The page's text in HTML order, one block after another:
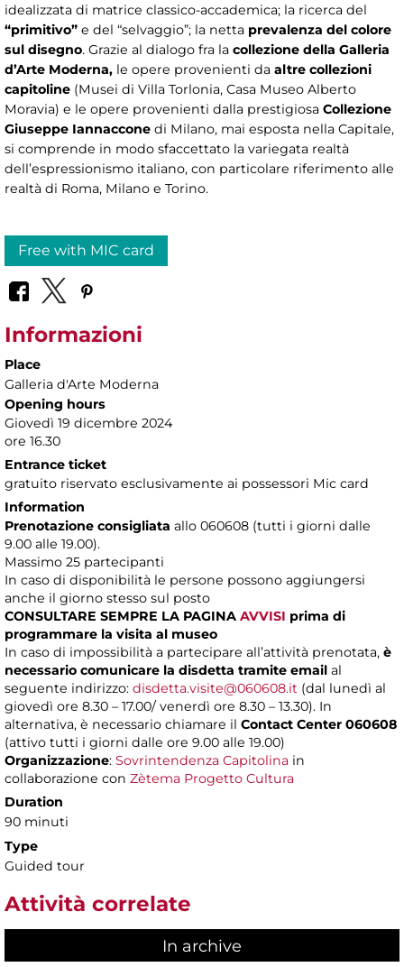
idealizzata di matrice classico-accademica; la ricerca del
“primitivo” e del “selvaggio”; la netta prevalenza del colore
sul disegno. Grazie al dialogo fra la collezione della Galleria
d’Arte Moderna, le opere provenienti da altre collezioni
capitoline (Musei di Villa Torlonia, Casa Museo Alberto
Moravia) e le opere provenienti dalla prestigiosa Collezione
Giuseppe Iannaccone di Milano, mai esposta nella Capitale,
si comprende in modo sfaccettato la variegata realtà
dell’espressionismo italiano, con particolare riferimento alle
realtà di Roma, Milano e Torino.
Free with MIC card
Informazioni
Place
Galleria d'Arte Moderna
Opening hours
Giovedì 19 dicembre 2024
ore 16.30
Entrance ticket
gratuito riservato esclusivamente ai possessori Mic card
Information
Prenotazione consigliata allo 060608 (tutti i giorni dalle
9.00 alle 19.00).
Massimo 25 partecipanti
In caso di disponibilità le persone possono aggiungersi
anche il giorno stesso sul posto
CONSULTARE SEMPRE LA PAGINA AVVISI prima di
programmare la visita al museo
In caso di impossibilità a partecipare all’attività prenotata, è
necessario comunicare la disdetta tramite email al
seguente indirizzo: disdetta.visite@060608.it (dal lunedì al
giovedì ore 8.30 – 17.00/ venerdì ore 8.30 – 13.30). In
alternativa, è necessario chiamare il Contact Center 060608
(attivo tutti i giorni dalle ore 9.00 alle 19.00)
Organizzazione: Sovrintendenza Capitolina in
collaborazione con Zètema Progetto Cultura
Duration
90 minuti
Type
Guided tour
Attività correlate
In archive